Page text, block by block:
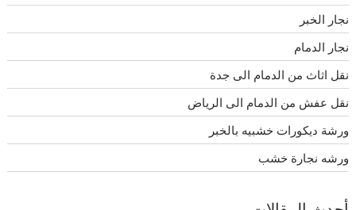
نجار الخبر
نجار الدمام
نقل اثاث من الدمام الى جدة
نقل عفش من الدمام الى الرياض
ورشة ديكورات خشبيه بالخبر
ورشه نجارة خشب